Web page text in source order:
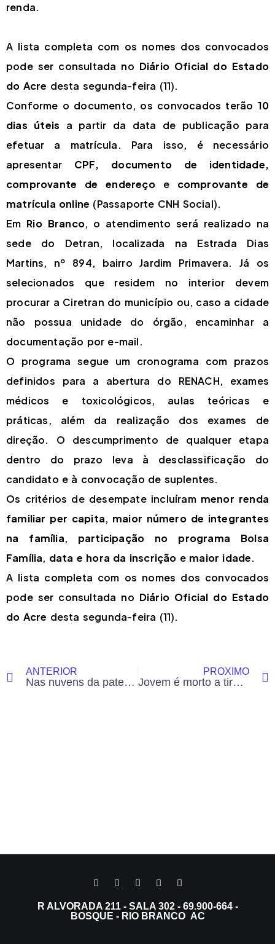
renda.
A lista completa com os nomes dos convocados
pode ser consultada no Diário Oficial do Estado
do Acre desta segunda-feira (11).
Conforme o documento, os convocados terão 10
dias úteis a partir da data de publicação para
efetuar a matrícula. Para isso, é necessário
apresentar CPF, documento de identidade,
comprovante de endereçoe comprovante de
matrícula online (Passaporte CNH Social).
Em Rio Branco, o atendimento será realizado na
sede do Detran, localizada na Estrada Dias
Martins, nº 894, bairro Jardim Primavera. Já os
selecionados que residem no interior devem
procurar a Ciretran do município ou, caso a cidade
não possua unidade do órgão, encaminhar a
documentação por e-mail.
O programa segue um cronograma com prazos
definidos para a abertura do RENACH, exames
médicos e toxicológicos, aulas teóricas e
práticas, além da realização dos exames de
direção. O descumprimento de qualquer etapa
dentro do prazo leva à desclassificação do
candidato e à convocação de suplentes.
Os critérios de desempate incluíram menor renda
familiar per capita, maior número de integrantes
na família, participação no programa Bolsa
Família, data e hora da inscrição e maior idade.
A lista completa com os nomes dos convocados
pode ser consultada no Diário Oficial do Estado
do Acre desta segunda-feira (11).
ANTERIOR
Nas nuvens da paternidade, primeiro Dia dos Pais de um piloto tem novas rotas de amor e responsabilidade
PRÓXIMO
Jovem é morto a tiros enquanto comprava cigarro em distribuidora de Rio Branco
R ALVORADA 211 - SALA 302 - 69.900-664 -
BOSQUE - RIO BRANCO AC